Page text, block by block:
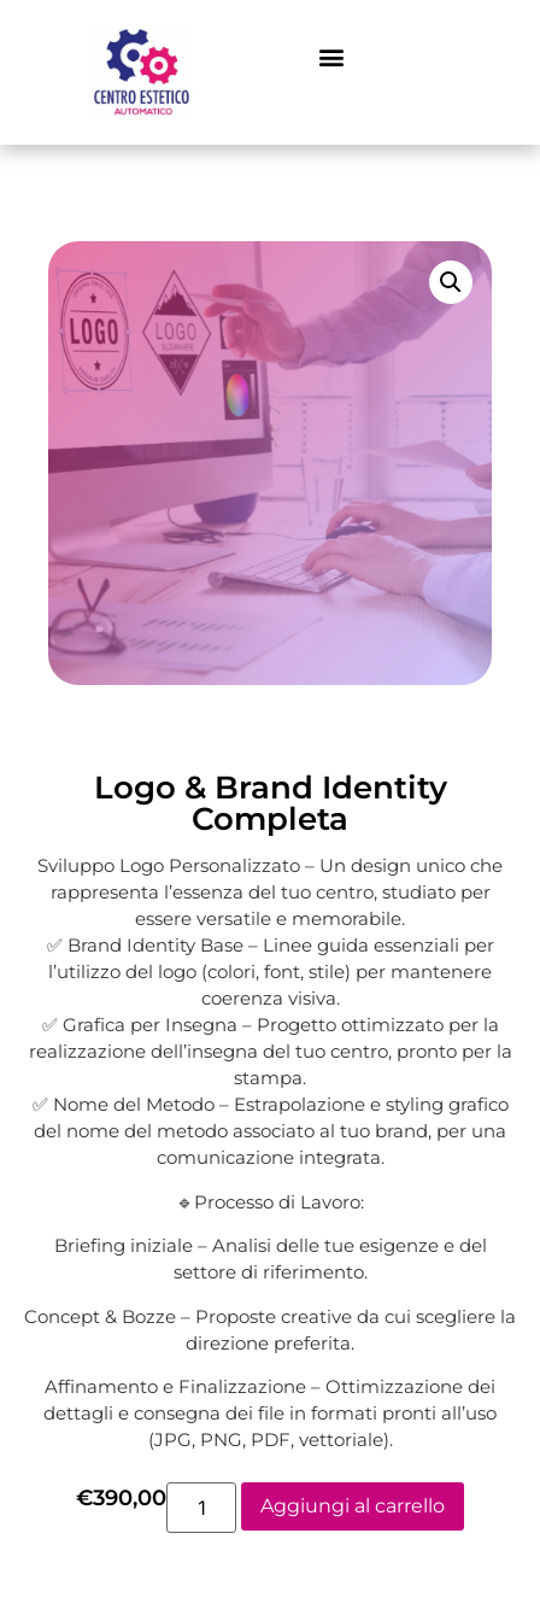
Logo & Brand Identity
Completa
Sviluppo Logo Personalizzato – Un design unico che
rappresenta l’essenza del tuo centro, studiato per
essere versatile e memorabile.
✅ Brand Identity Base – Linee guida essenziali per
l’utilizzo del logo (colori, font, stile) per mantenere
coerenza visiva.
✅ Grafica per Insegna – Progetto ottimizzato per la
realizzazione dell’insegna del tuo centro, pronto per la
stampa.
✅ Nome del Metodo – Estrapolazione e styling grafico
del nome del metodo associato al tuo brand, per una
comunicazione integrata.
🔹Processo di Lavoro:
Briefing iniziale – Analisi delle tue esigenze e del
settore di riferimento.
Concept & Bozze – Proposte creative da cui scegliere la
direzione preferita.
Affinamento e Finalizzazione – Ottimizzazione dei
dettagli e consegna dei file in formati pronti all’uso
(JPG, PNG, PDF, vettoriale).
€390,00 Aggiungi al carrello